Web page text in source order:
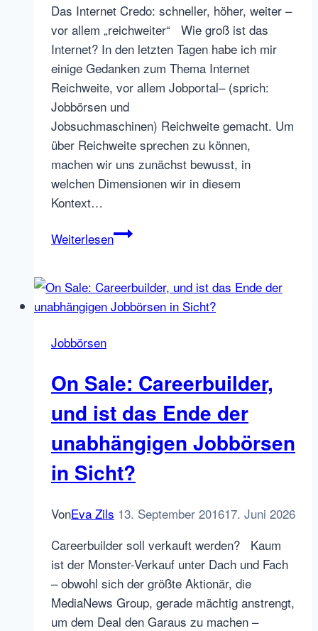
Das Internet Credo: schneller, höher, weiter –
vor allem „reichweiter“ Wie groß ist das
Internet? In den letzten Tagen habe ich mir
einige Gedanken zum Thema Internet
Reichweite, vor allem Jobportal– (sprich:
Jobbörsen und
Jobsuchmaschinen) Reichweite gemacht. Um
über Reichweite sprechen zu können,
machen wir uns zunächst bewusst, in
welchen Dimensionen wir in diesem
Kontext…
WeiterlesenInternet
und
Recruiting
und
Lösungen
Jobbörsen
On Sale: Careerbuilder,
und ist das Ende der
unabhängigen Jobbörsen
in Sicht?
VonEva Zils 13. September 201617. Juni 2026
Careerbuilder soll verkauft werden? Kaum
ist der Monster-Verkauf unter Dach und Fach
– obwohl sich der größte Aktionär, die
MediaNews Group, gerade mächtig anstrengt,
um dem Deal den Garaus zu machen –